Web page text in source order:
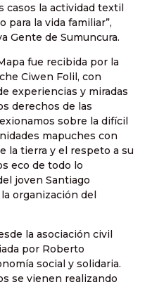
casos la actividad textil
la vida familiar”,
Gente de Sumuncura.
fue recibida por la
Ciwen Folil, con
experiencias y miradas
derechos de las
sobre la difícil
mapuches con
la tierra y el respeto a su
eco de todo lo
joven Santiago
organización del
la asociación civil
por Roberto
social y solidaria.
se vienen realizando